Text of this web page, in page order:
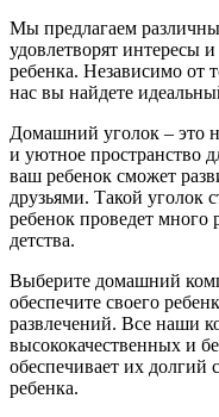
Мы предлагаем
удовлетворят интересы
ребенка. Независимо от
нас вы найдете
Домашний уголок – это
и уютное пространство
ваш ребенок сможет
друзьями. Такой уголок
ребенок проведет много
детства.
Выберите домашний
обеспечите своего
развлечений. Все наши
высококачественных и
обеспечивает их долгий
ребенка.